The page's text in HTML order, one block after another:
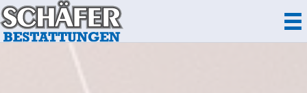
Zum
Inhalt
springen